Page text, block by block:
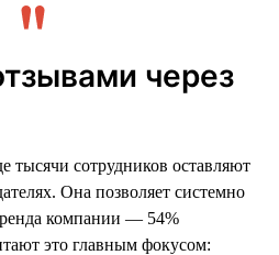
через
тысячи сотрудников оставляют
Она позволяет системно
компании — 54%
это главным фокусом: